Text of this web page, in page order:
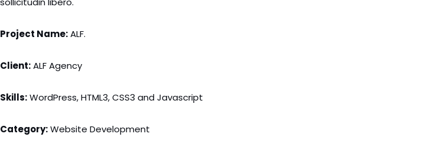
Project Name:ALF.
Client:ALF Agency
Skills:WordPress, HTML3, CSS3 and Javascript
Category:Website Development